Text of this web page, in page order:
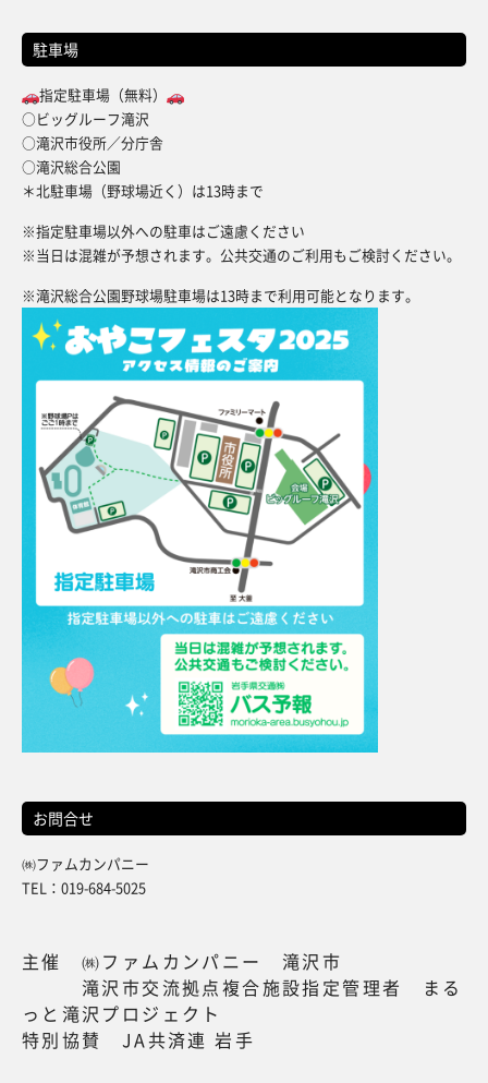
駐車場
指定駐車場（無料）
○ビッグルーフ滝沢
○滝沢市役所／分庁舎
○滝沢総合公園
＊北駐車場（野球場近く）は13時まで
※指定駐車場以外への駐車はご遠慮ください
※当日は混雑が予想されます。公共交通のご利用もご検討ください。
※滝沢総合公園野球場駐車場は13時まで利用可能となります。
お問合せ
㈱ファムカンパニー
TEL：019-684-5025
主催 ㈱ファムカンパニー 滝沢市
滝沢市交流拠点複合施設指定管理者 まる
っと滝沢プロジェクト
特別協賛 JA共済連 岩手